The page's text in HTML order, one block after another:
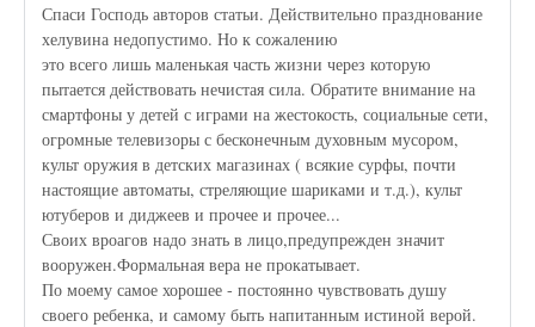
Спаси Господь авторов статьи. Действительно празднование
хелувина недопустимо. Но к сожалению
это всего лишь маленькая часть жизни через которую
пытается действовать нечистая сила. Обратите внимание на
смартфоны у детей с играми на жестокость, социальные сети,
огромные телевизоры с бесконечным духовным мусором,
культ оружия в детских магазинах ( всякие сурфы, почти
настоящие автоматы, стреляющие шариками и т.д.), культ
ютуберов и диджеев и прочее и прочее...
Своих вроагов надо знать в лицо,предупрежден значит
вооружен.Формальная вера не прокатывает.
По моему самое хорошее - постоянно чувствовать душу
своего ребенка, и самому быть напитанным истиной верой.